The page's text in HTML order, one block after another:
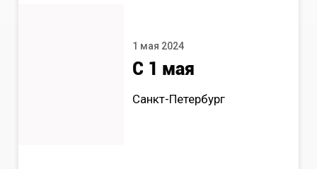
1 мая 2024
С 1 мая
Санкт-Петербург